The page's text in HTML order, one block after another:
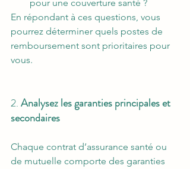
pour une couverture santé ?
En répondant à ces questions, vous
pourrez déterminer quels postes de
remboursement sont prioritaires pour
vous.
2. Analysez les garanties principales et
secondaires
Chaque contrat d’assurance santé ou
de mutuelle comporte des garanties